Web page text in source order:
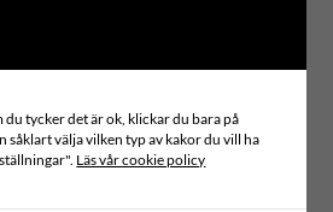
även ett eget utbildningsprogram för kvinnliga
och program har vi följande
UCLG, DeLog, Raoul Wallenberg
tycker det är ok, klickar du bara på
såklart välja vilken typ av kakor du vill ha
Läs vår cookie policy